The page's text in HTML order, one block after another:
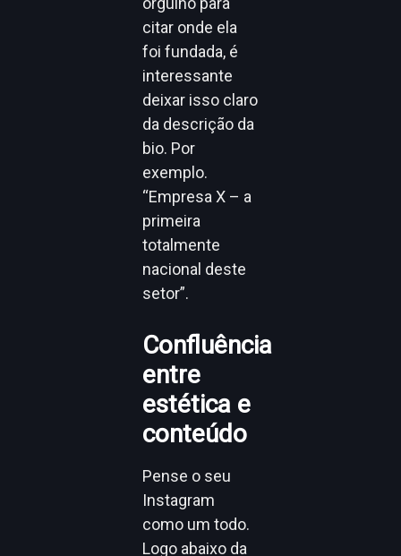
citar onde ela
foi fundada, é
interessante
deixar isso claro
da descrição da
bio. Por
exemplo.
“Empresa X – a
primeira
totalmente
nacional deste
setor”.
Confluência
entre
estética e
conteúdo
Pense o seu
Instagram
como um todo.
Logo abaixo da